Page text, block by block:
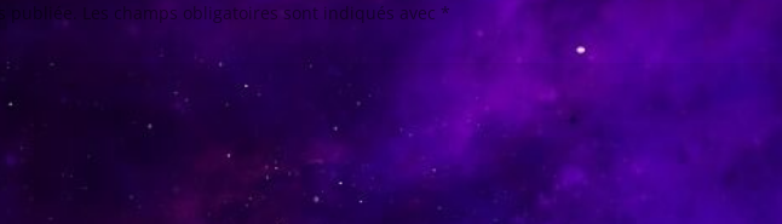
publiée. Les champs obligatoires sont indiqués avec *